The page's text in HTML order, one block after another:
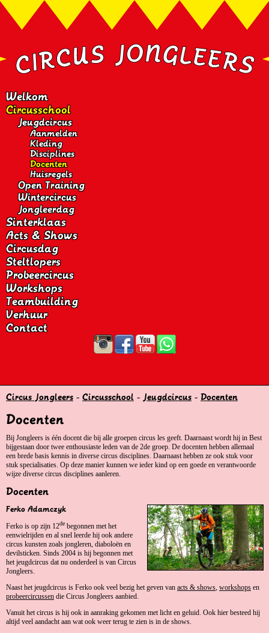
Welkom
Circusschool
Jeugdcircus
Aanmelden
Kleding
Disciplines
Docenten
Huisregels
Open Training
Wintercircus
Jongleerdag
Sinterklaas
Acts & Shows
Circusdag
Steltlopers
Probeercircus
Workshops
Teambuilding
Verhuur
Contact
Circus Jongleers - Circusschool - Jeugdcircus - Docenten
Docenten
Bij Jongleers is één docent die bij alle groepen circus les geeft. Daarnaast wordt hij in Best
bijgestaan door twee enthousiaste leden van de 2de groep. De docenten hebben allemaal
een brede basis kennis in diverse circus disciplines. Daarnaast hebben ze ook stuk voor
stuk specialisaties. Op deze manier kunnen we ieder kind op een goede en verantwoorde
wijze diverse circus disciplines aanleren.
Docenten
Ferko Adamczyk
Ferko is op zijn 12de begonnen met het
eenwielrijden en al snel leerde hij ook andere
circus kunsten zoals jongleren, diaboloën en
devilsticken. Sinds 2004 is hij begonnen met
het jeugdcircus dat nu onderdeel is van Circus
Jongleers.
Naast het jeugdcircus is Ferko ook veel bezig het geven van acts & shows, workshops en
probeercircussen die Circus Jongleers aanbied.
Vanuit het circus is hij ook in aanraking gekomen met licht en geluid. Ook hier besteed hij
altijd veel aandacht aan wat ook weer terug te zien is in de shows.